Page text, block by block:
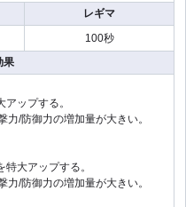
レギマ
100秒
果
ップする。
/防御力の増加量が大きい。
大アップする。
/防御力の増加量が大きい。